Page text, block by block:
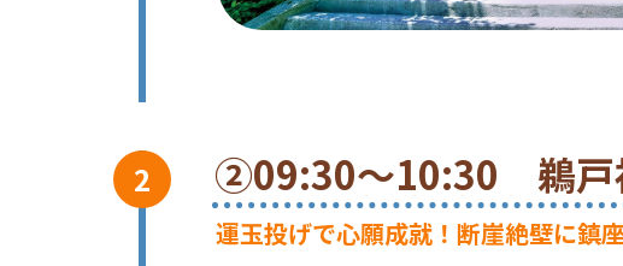
②09:30～10:30 鵜戸
運玉投げで心願成就！断崖絶壁に鎮